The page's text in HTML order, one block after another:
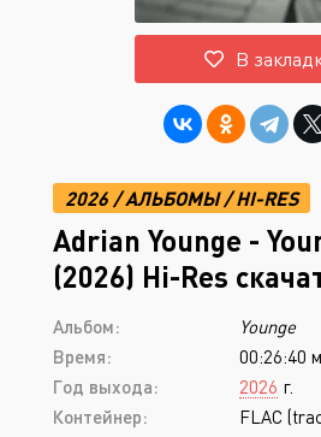
ВОЙТИ НА
Или войти
В
2026 /АЛЬБОМЫ/HI-RES
Adrian Younge -
(2026) Hi-Res
Альбом:
Younge
Время:
00:26:40
Год выхода:
2026 г.
Контейнер:
FLAC